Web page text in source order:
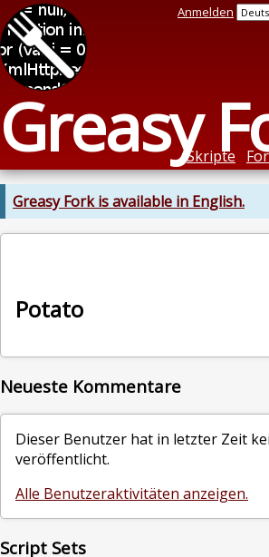
Greasy
Anmelden
Skripte
Greasy Fork is available in English.
Potato
Neueste Kommentare
Dieser Benutzer hat in letzter Zeit
veröffentlicht.
Alle Benutzeraktivitäten anzeigen.
Script Sets